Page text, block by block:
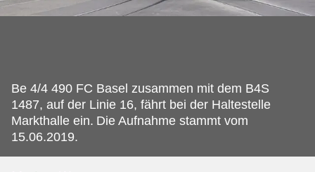
Be 4/4 490 FC Basel zusammen mit dem B4S
1487, auf der Linie 16, fährt bei der Haltestelle
Markthalle ein. Die Aufnahme stammt vom
15.06.2019.